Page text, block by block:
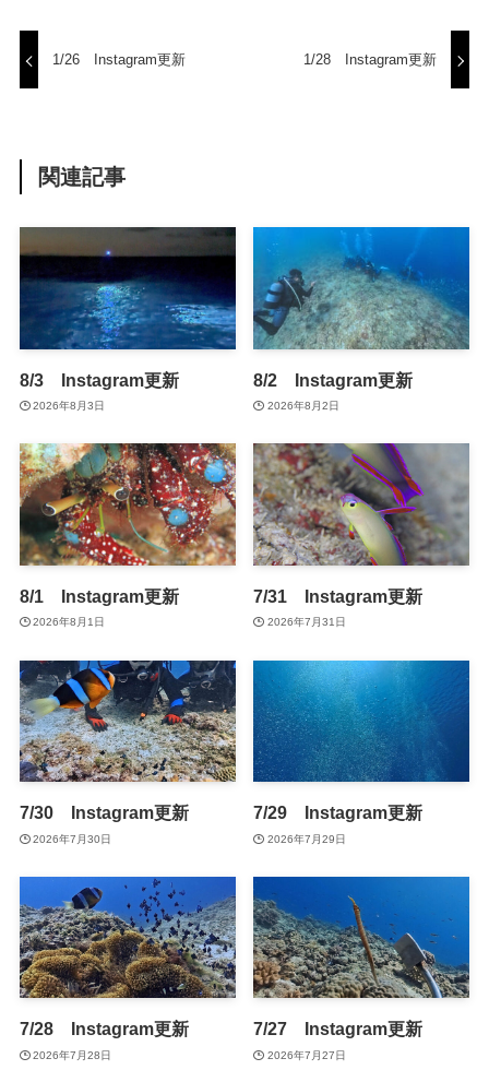
1/26 Instagram更新 1/28 Instagram更新
関連記事
8/3 Instagram更新
2026年8月3日
8/2 Instagram更新
2026年8月2日
8/1 Instagram更新
2026年8月1日
7/31 Instagram更新
2026年7月31日
7/30 Instagram更新
2026年7月30日
7/29 Instagram更新
2026年7月29日
7/28 Instagram更新
2026年7月28日
7/27 Instagram更新
2026年7月27日